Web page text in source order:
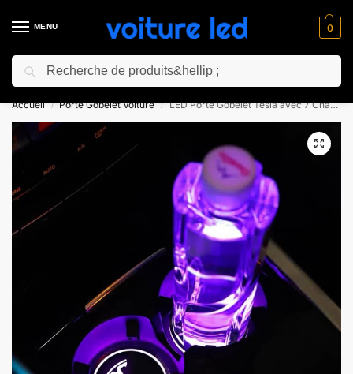
MENU 0
⚡ 10% de réduction pour les nouveaux clients avec le code “NC10”
Accueil / Porte Gobelet Voiture / LED Porte Gobelet Tesla avec 7 Changements de Couleurs